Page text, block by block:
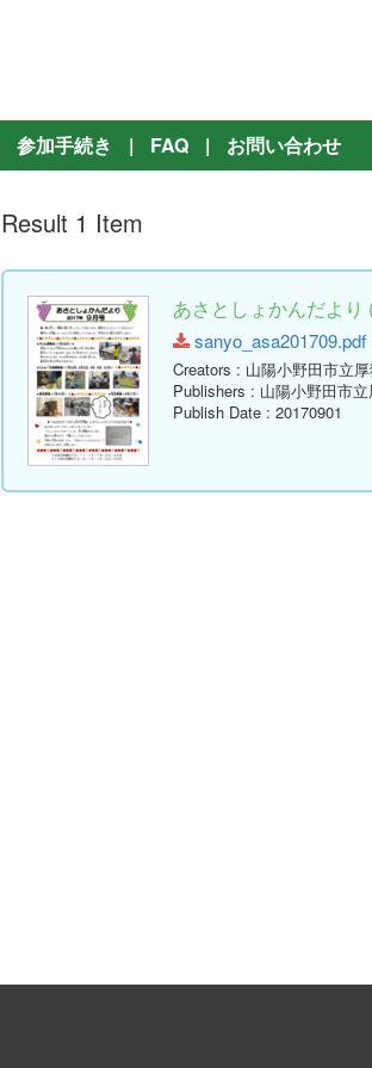
参加手続き | FAQ | お問い合わせ
Result 1 Item
あさとしょかんだよ
sanyo_asa201709.pdf
Creators : 山陽小野田市立
Publishers : 山陽小野田市
Publish Date : 20170901